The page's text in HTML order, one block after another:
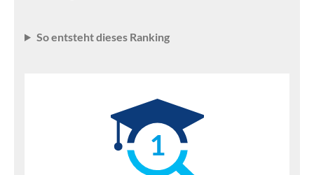
So entsteht dieses Ranking
1